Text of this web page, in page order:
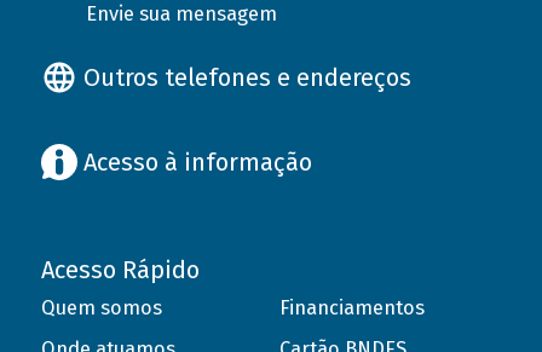
Envie sua mensagem
Outros telefones e endereços
Acesso à informação
Acesso Rápido
Quem somos
Financiamentos